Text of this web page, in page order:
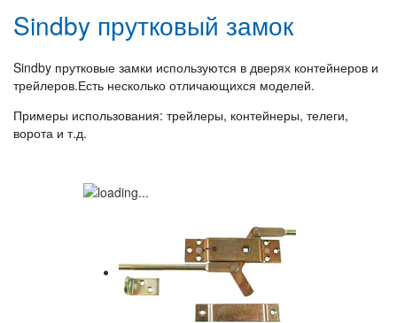
Sindby прутковый замок
Sindby прутковые замки используются в дверях контейнеров и
трейлеров.Есть несколько отличающихся моделей.
Примеры использования: трейлеры, контейнеры, телеги,
ворота и т.д.